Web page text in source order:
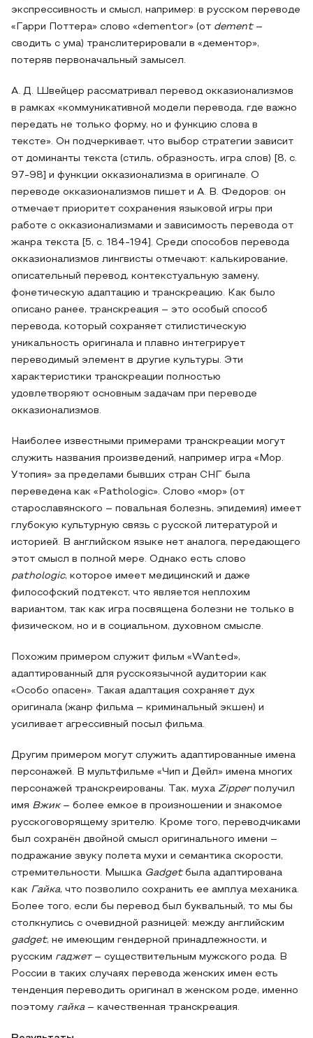
экспрессивность и смысл, например: в русском переводе
«Гарри Поттера» слово «dementor» (от dement –
сводить с ума) транслитерировали в «дементор»,
потеряв первоначальный замысел.
А. Д. Швейцер рассматривал перевод окказионализмов
в рамках «коммуникативной модели перевода, где важно
передать не только форму, но и функцию слова в
тексте». Он подчеркивает, что выбор стратегии зависит
от доминанты текста (стиль, образность, игра слов) [8, с.
97-98] и функции окказионализма в оригинале. О
переводе окказионализмов пишет и А. В. Федоров: он
отмечает приоритет сохранения языковой игры при
работе с окказионализмами и зависимость перевода от
жанра текста [5, с. 184-194]. Среди способов перевода
окказионализмов лингвисты отмечают: калькирование,
описательный перевод, контекстуальную замену,
фонетическую адаптацию и транскреацию. Как было
описано ранее, транскреация – это особый способ
перевода, который сохраняет стилистическую
уникальность оригинала и плавно интегрирует
переводимый элемент в другие культуры. Эти
характеристики транскреации полностью
удовлетворяют основным задачам при переводе
окказионализмов.
Наиболее известными примерами транскреации могут
служить названия произведений, например игра «Мор.
Утопия» за пределами бывших стран СНГ была
переведена как «Pathologic». Слово «мор» (от
старославянского – повальная болезнь, эпидемия) имеет
глубокую культурную связь с русской литературой и
историей. В английском языке нет аналога, передающего
этот смысл в полной мере. Однако есть слово
pathologic, которое имеет медицинский и даже
философский подтекст, что является неплохим
вариантом, так как игра посвящена болезни не только в
физическом, но и в социальном, духовном смысле.
Похожим примером служит фильм «Wanted»,
адаптированный для русскоязычной аудитории как
«Особо опасен». Такая адаптация сохраняет дух
оригинала (жанр фильма – криминальный экшен) и
усиливает агрессивный посыл фильма.
Другим примером могут служить адаптированные имена
персонажей. В мультфильме «Чип и Дейл» имена многих
персонажей транскреированы. Так, муха Zipperполучил
имя Вжик– более емкое в произношении и знакомое
русскоговорящему зрителю. Кроме того, переводчиками
был сохранён двойной смысл оригинального имени –
подражание звуку полета мухи и семантика скорости,
стремительности. Мышка Gadgetбыла адаптирована
как Гайка, что позволило сохранить ее амплуа механика.
Более того, если бы перевод был буквальный, то мы бы
столкнулись с очевидной разницей: между английским
gadget, не имеющим гендерной принадлежности, и
русским гаджет – существительным мужского рода. В
России в таких случаях перевода женских имен есть
тенденция переводить оригинал в женском роде, именно
поэтому гайка – качественная транскреация.